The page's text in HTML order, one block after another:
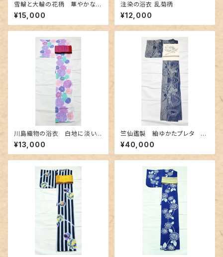
雪輪と大輪の花柄 華やかな浴
衣
¥15,000
注染の浴衣 乱菊柄
¥12,000
川島織物の浴衣 白地に淡い
色合いの花柄
¥13,000
竺仙鑑製 紬ゆかたプレタ 縞
と流水と菖蒲
¥40,000